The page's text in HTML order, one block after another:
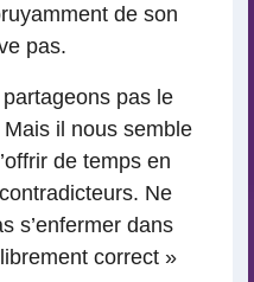
de son
pas.
pas le
Mais il nous semble
de temps en
Ne
s’enfermer dans
correct »